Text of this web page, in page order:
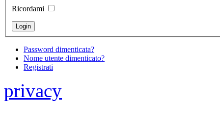
Ricordami
Password dimenticata?
Nome utente dimenticato?
Registrati
privacy